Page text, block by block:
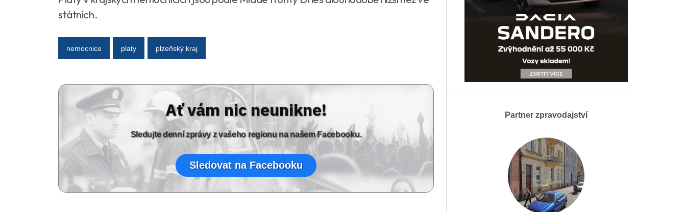
státních.
nemocnice platy plzeňský kraj
Ať vám nic neunikne!
Sledujte denní zprávy z vašeho regionu na našem Facebooku.
Sledovat na Facebooku
Partner zpravodajství